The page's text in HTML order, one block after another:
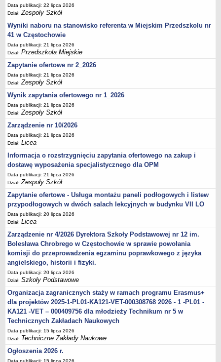
Data publikacji: 22 lipca 2026
Dział:Zespoły Szkół
Wyniki naboru na stanowisko referenta w Miejskim Przedszkolu nr
41 w Częstochowie
Data publikacji: 21 lipca 2026
Dział:Przedszkola Miejskie
Zapytanie ofertowe nr 2_2026
Data publikacji: 21 lipca 2026
Dział:Zespoły Szkół
Wynik zapytania ofertowego nr 1_2026
Data publikacji: 21 lipca 2026
Dział:Zespoły Szkół
Zarządzenie nr 10/2026
Data publikacji: 21 lipca 2026
Dział:Licea
Informacja o rozstrzygnięciu zapytania ofertowego na zakup i
dostawę wyposażenia specjalistycznego dla OPM
Data publikacji: 21 lipca 2026
Dział:Zespoły Szkół
Zapytanie ofertowe - Usługa montażu paneli podłogowych i listew
przypodłogowych w dwóch salach lekcyjnych w budynku VII LO
Data publikacji: 20 lipca 2026
Dział:Licea
Zarządzenie nr 4/2026 Dyrektora Szkoły Podstawowej nr 12 im.
Bolesława Chrobrego w Częstochowie w sprawie powołania
komisji do przeprowadzenia egzaminu poprawkowego z języka
angielskiego, historii i fizyki.
Data publikacji: 20 lipca 2026
Dział:Szkoły Podstawowe
Organizacja zagranicznych staży w ramach programu Erasmus+
dla projektów 2025-1-PL01-KA121-VET-000308768 2026 - 1 -PL01 -
KA121 -VET – 000409756 dla młodzieży Technikum nr 5 w
Technicznych Zakładach Naukowych
Data publikacji: 15 lipca 2026
Dział: Techniczne Zakłady Naukowe
Ogłoszenia 2026 r.
Data publikacji: 15 lipca 2026